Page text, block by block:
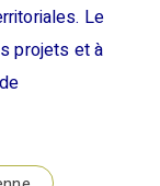
Le
projets et à